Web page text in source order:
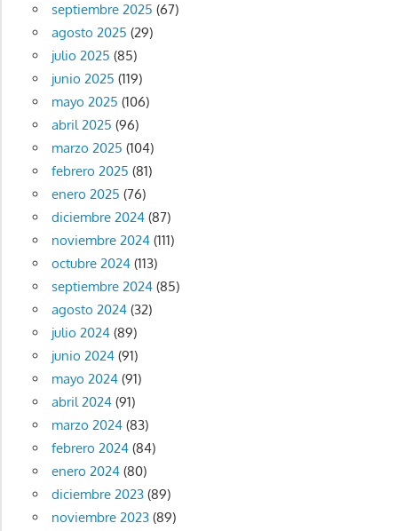
septiembre 2025 (67)
agosto 2025 (29)
julio 2025 (85)
junio 2025 (119)
mayo 2025 (106)
abril 2025 (96)
marzo 2025 (104)
febrero 2025 (81)
enero 2025 (76)
diciembre 2024(87)
noviembre 2024(111)
octubre 2024(113)
septiembre 2024(85)
agosto 2024(32)
julio 2024(89)
junio 2024(91)
mayo 2024(91)
abril 2024(91)
marzo 2024(83)
febrero 2024(84)
enero 2024(80)
diciembre 2023(89)
noviembre 2023(89)